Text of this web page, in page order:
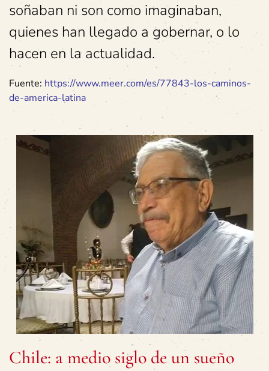
soñaban ni son como imaginaban,
quienes han llegado a gobernar, o lo
hacen en la actualidad.
Fuente: https://www.meer.com/es/77843-los-caminos-
de-america-latina
Chile: a medio siglo de un sueño